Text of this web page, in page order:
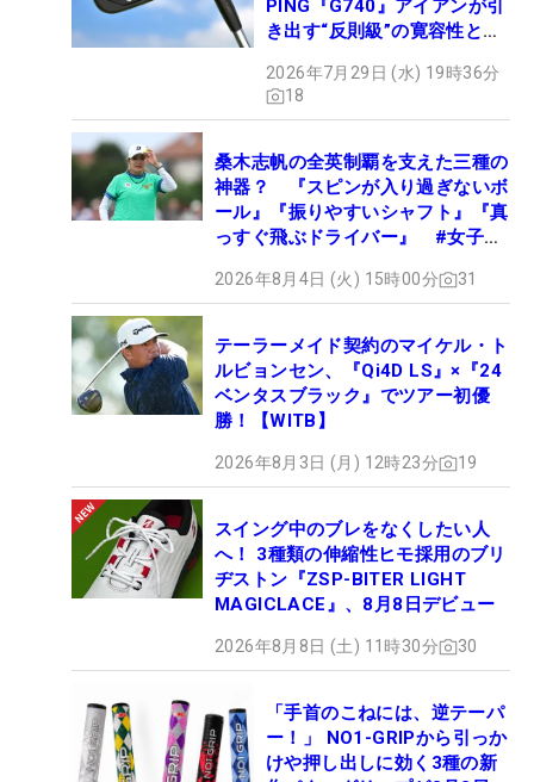
PING『G740』アイアンが引
き出す“反則級”の寛容性と飛
2026年7月29日 (水) 19時36分
18
桑木志帆の全英制覇を支えた三種の
神器？ 『スピンが入り過ぎないボ
ール』『振りやすいシャフト』『真
っすぐ飛ぶドライバー』 #女子プ
2026年8月4日 (火) 15時00分 31
テーラーメイド契約のマイケル・ト
ルビョンセン、『Qi4D LS』×『24
ベンタスブラック』でツアー初優
勝！【WITB】
2026年8月3日 (月) 12時23分 19
スイング中のブレをなくしたい人
へ！ 3種類の伸縮性ヒモ採用のブリ
ヂストン『ZSP-BITER LIGHT
MAGICLACE』、8月8日デビュー
2026年8月8日 (土) 11時30分 30
「手首のこねには、逆テーパ
ー！」 NO1-GRIPから引っか
けや押し出しに効く3種の新